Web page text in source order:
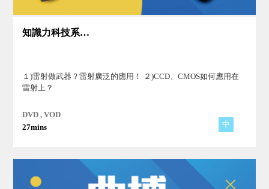
知識力科技系列Ⅱ(5)
１)雷射做武器？雷射廣泛的應用！ ２)CCD、CMOS如何應用在
雷射上？
DVD , VOD
27mins
中